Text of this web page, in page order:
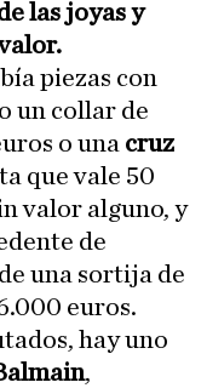
las joyas y
piezas con
un collar de
o una cruz
que vale 50
valor alguno, y
de
una sortija de
euros.
hay uno
,